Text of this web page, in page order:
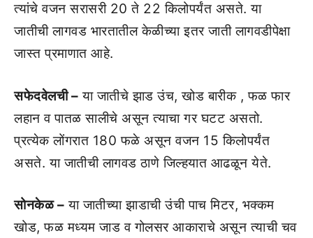
त्‍यांचे वजन सरासरी 20 ते 22 किलोपर्यंत असते. या
जातीची लागवड भारतातील केळीच्‍या इतर जाती लागवडीपेक्षा
जास्‍त प्रमाणात आहे.
सफेदवेलची – या जातीचे झाड उंच, खोड बारीक , फळ फार
लहान व पातळ सालीचे असून त्‍याचा गर घटट असतो.
प्रत्‍येक लोंगरात 180 फळे असून वजन 15 किलोपर्यंत
असते. या जातीची लागवड ठाणे जिल्‍हयात आढळून येते.
सोनकेळ – या जातीच्‍या झाडाची उंची पाच मिटर, भक्‍कम
खोड, फळ मध्‍यम जाड व गोलसर आकाराचे असून त्‍याची चव